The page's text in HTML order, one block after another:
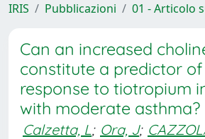
IRIS Pubblicazioni 01 - Articolo
Can an increased
constitute a predictor
response to tiotropium
with moderate asthma?
Calzetta, L; Ora, J;